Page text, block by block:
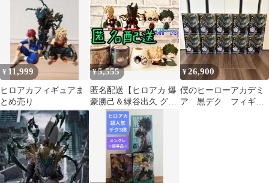
ュア5体セット
¥ 11,999
ヒロアカフィギュアま
とめ売り
¥5,555
匿名配送【ヒロアカ 爆
豪勝己＆緑谷出久 グッ
ズ９点セット】
¥26,900
僕のヒーローアカデミ
ア 黒デク フィギュ